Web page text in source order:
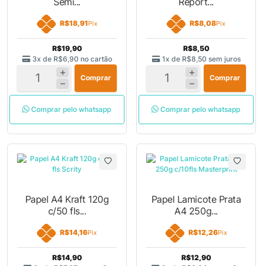
R$18,91Pix
R$19,90
3x de R$6,90 no cartão
Comprar
Comprar pelo whatsapp
R$8,08Pix
R$8,50
1x de R$8,50 sem juros
Comprar
Comprar pelo whatsapp
Papel A4 Kraft 120g
c/50 fls...
R$14,16Pix
R$14,90
Papel Lamicote Prata
A4 250g...
R$12,26Pix
R$12,90